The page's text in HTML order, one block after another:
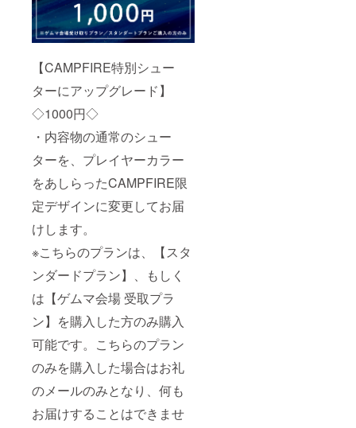
【CAMPFIRE特別シュー
ターにアップグレード】
◇1000円◇
・内容物の通常のシュー
ターを、プレイヤーカラー
をあしらったCAMPFIRE限
定デザインに変更してお届
けします。
※こちらのプランは、【スタ
ンダードプラン】、もしく
は【ゲムマ会場 受取プラ
ン】を購入した方のみ購入
可能です。こちらのプラン
のみを購入した場合はお礼
のメールのみとなり、何も
お届けすることはできませ